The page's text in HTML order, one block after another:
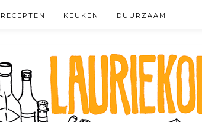
RECEPTEN KEUKEN DUURZAAM